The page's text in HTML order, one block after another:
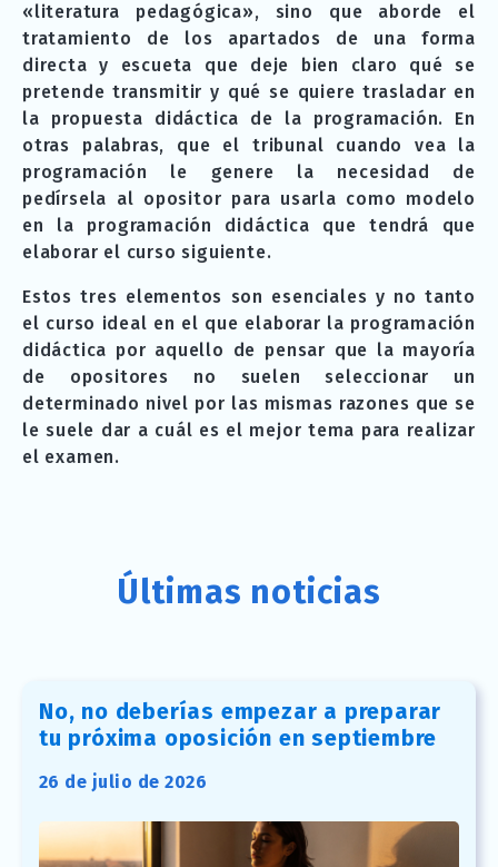
«literatura pedagógica», sino que aborde el
tratamiento de los apartados de una forma
directa y escueta que deje bien claro qué se
pretende transmitir y qué se quiere trasladar en
la propuesta didáctica de la programación. En
otras palabras, que el tribunal cuando vea la
programación le genere la necesidad de
pedírsela al opositor para usarla como modelo
en la programación didáctica que tendrá que
elaborar el curso siguiente.
Estos tres elementos son esenciales y no tanto
el curso ideal en el que elaborar la programación
didáctica por aquello de pensar que la mayoría
de opositores no suelen seleccionar un
determinado nivel por las mismas razones que se
le suele dar a cuál es el mejor tema para realizar
el examen.
Últimas noticias
No, no deberías empezar a preparar
tu próxima oposición en septiembre
26 de julio de 2026